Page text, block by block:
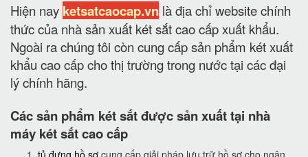
Hiện nay ketsatcaocap.vn là địa chỉ website chính
thức của nhà sản xuất két sắt cao cấp xuất khẩu.
Ngoài ra chúng tôi còn cung cấp sản phẩm két xuất
khẩu cao cấp cho thị trường trong nước tại các đại
lý chính hãng.
Các sản phẩm két sắt được sản xuất tại nhà
máy két sắt cao cấp
tủ đựng hồ sơ cung cấp giải pháp lưu trữ hồ sơ cho ngân